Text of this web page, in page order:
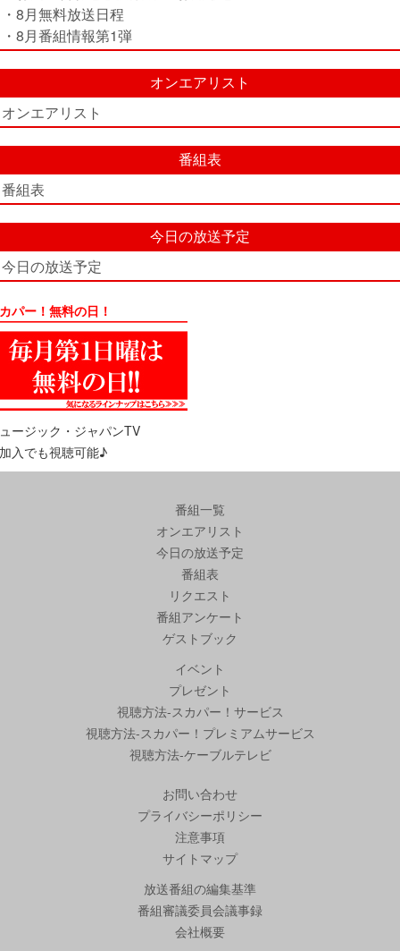
・8月無料放送日程
・8月番組情報第1弾
オンエアリスト
オンエアリスト
番組表
番組表
今日の放送予定
今日の放送予定
パー！無料の日！
ージック・ジャパンTV
入でも視聴可能♪
番組一覧
オンエアリスト
今日の放送予定
番組表
リクエスト
番組アンケート
ゲストブック
イベント
プレゼント
視聴方法-スカパー！サービス
視聴方法-スカパー！プレミアムサービス
視聴方法-ケーブルテレビ
お問い合わせ
プライバシーポリシー
注意事項
サイトマップ
放送番組の編集基準
番組審議委員会議事録
会社概要